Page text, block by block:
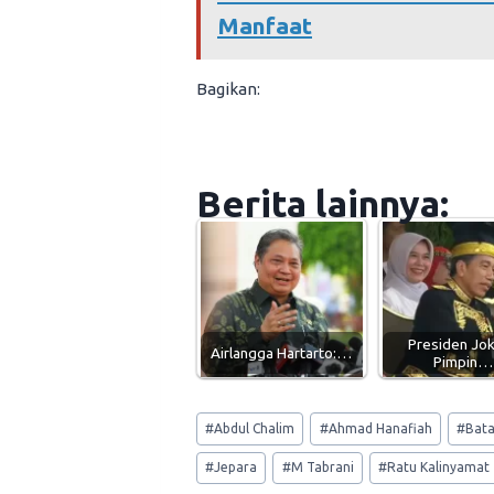
Manfaat
Bagikan:
Berita lainnya:
Airlangga Hartarto:…
Presiden
Pimpin…
Post
Tags:
#Abdul Chalim #Ahmad Hanafiah #
#Jepara #M Tabrani #Ratu Kalinyamat